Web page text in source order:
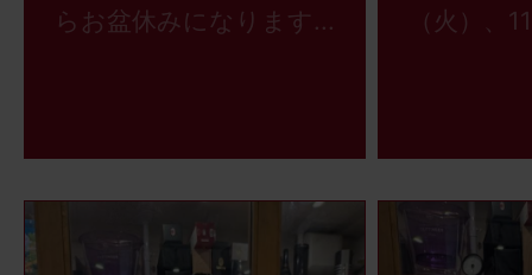
らお盆休みになります...
（火）、